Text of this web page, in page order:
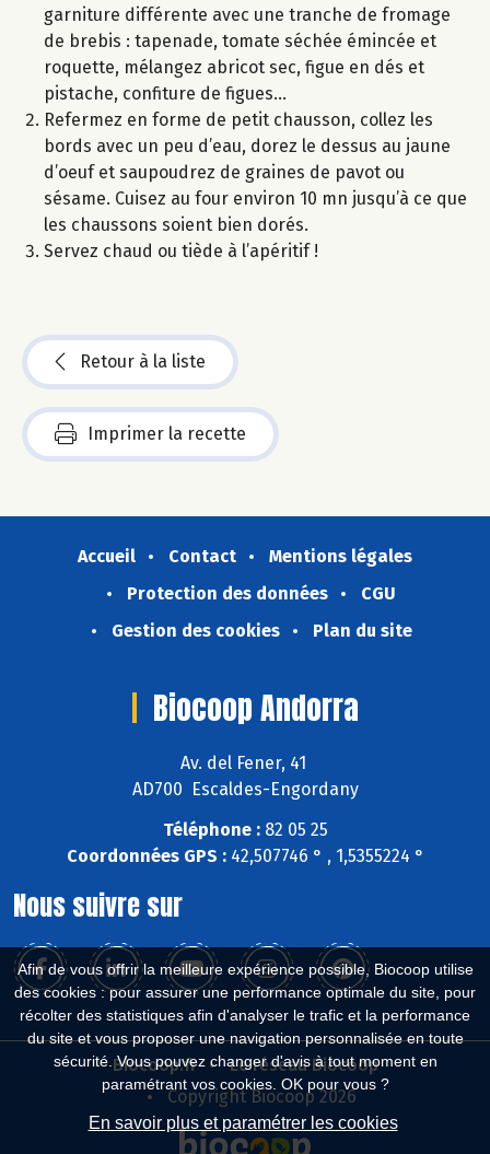
Afin de vous offrir la meilleure expérience possible, Biocoop utilise
des cookies : pour assurer une performance optimale du site, pour
récolter des statistiques afin d'analyser le trafic et la performance
du site et vous proposer une navigation personnalisée en toute
sécurité. Vous pouvez changer d'avis à tout moment en
paramétrant vos cookies. OK pour vous ?
En savoir plus et paramétrer les cookies
garniture différente avec une tranche de fromage
de brebis : tapenade, tomate séchée émincée et
roquette, mélangez abricot sec, figue en dés et
pistache, confiture de figues…
Refermez en forme de petit chausson, collez les
bords avec un peu d’eau, dorez le dessus au jaune
d’oeuf et saupoudrez de graines de pavot ou
sésame. Cuisez au four environ 10 mn jusqu’à ce que
les chaussons soient bien dorés.
Servez chaud ou tiède à l’apéritif !
Retour à la liste
Imprimer la recette
Accueil Contact
Mentions légales
Protection des données
CGU
Gestion des cookies
Plan du site
Biocoop Andorra
Av. del Fener, 41
AD700 Escaldes-Engordany
Téléphone :82 05 25
Coordonnées GPS :42,507746 ° , 1,5355224 °
Nous suivre sur
Biocoop.fr
Le réseau Biocoop
Copyright Biocoop 2026